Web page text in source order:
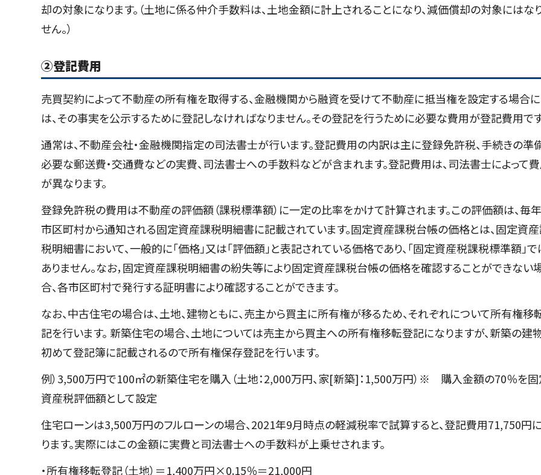
却の対象になります。（土地に係る仲介手数料は、土地金額に計上されることになり、減価償却の対象にはな
せん。）
②登記費用
売買契約によって不動産の所有権を取得する、金融機関から融資を受けて不動産に抵当権を設定する場合に
は、その事実を公示するために登記しなければなりません。その登記を行うために必要な費用が登記費用です
通常は、不動産会社・金融機関指定の司法書士が行います。登記費用の内訳は主に登録免許税、手続きの準
必要な郵送費・交通費などの実費、司法書士への手数料などが含まれます。登記費用は、司法書士によって
が異なります。
登録免許税の費用は不動産の評価額（課税標準額）に一定の比率をかけて計算されます。この評価額は、毎
市区町村から通知される固定資産課税明細書に記載されています。固定資産課税台帳の価格とは、固定資
税明細書において、一般的に「価格」又は「評価額」と表記されている価格であり、「固定資産税課税標準額」で
ありません。なお，固定資産課税明細書の紛失等により固定資産課税台帳の価格を確認することができない
合、各市区町村で発行する証明書により確認することができます。
なお、中古住宅の場合は、土地、建物ともに、売主から買主に所有権が移るため、それぞれについて所有権移
記を行います。 新築住宅の場合、土地については売主から買主への所有権移転登記になりますが、新築の建
初めて登記簿に記載されるので所有権保存登記を行います。
例）3,500万円で100㎡の新築住宅を購入（土地：2,000万円、家[新築]：1,500万円）※ 購入金額の70％を
資産税評価額として設定
住宅ローンは3,500万円のフルローンの場合、2021年9月時点の軽減税率で試算すると、登記費用71,750円
ります。実際にはこの金額に実費と司法書士への手数料が上乗せされます。
・所有権移転登記（土地）＝1,400万円×0.15％＝21,000円